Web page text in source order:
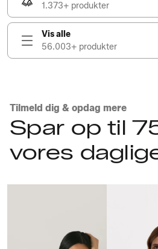
1.373+ produkter
Vis alle
56.003+ produkter
Tilmeld dig & opdag mere
Spar op til
vores